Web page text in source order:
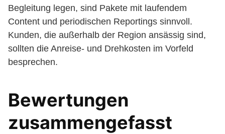
Begleitung legen, sind Pakete mit laufendem
Content und periodischen Reportings sinnvoll.
Kunden, die außerhalb der Region ansässig sind,
sollten die Anreise- und Drehkosten im Vorfeld
besprechen.
Bewertungen
zusammengefasst